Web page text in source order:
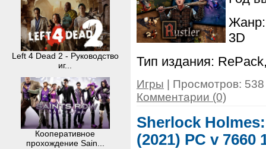
Left 4 Dead 2 - Руководство
иг...
Кооперативное
прохождение Sain...
Жанр:
3D
Тип издания:
Игры | Просмотров:
Комментарии (0)
Sherlock
(2021) PC v 7660